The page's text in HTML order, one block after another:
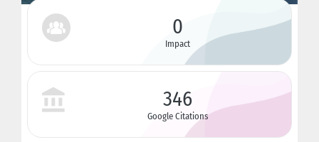
0
Impact
346
Google Citations